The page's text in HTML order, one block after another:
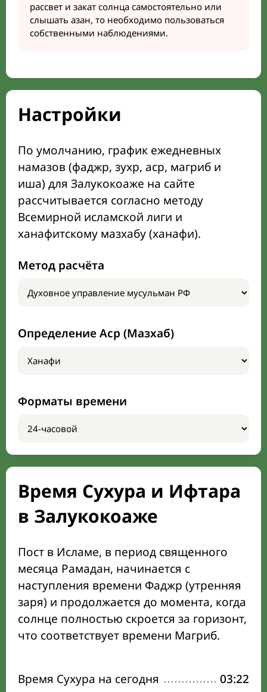
рассвет и закат солнца самостоятельно или
слышать азан, то необходимо пользоваться
собственными наблюдениями.
Настройки
По умолчанию, график ежедневных
намазов (фаджр, зухр, аср, магриб и
иша) для Залукокоаже на сайте
рассчитывается согласно методу
Всемирной исламской лиги и
ханафитскому мазхабу (ханафи).
Метод расчёта
Определение Аср (Мазхаб)
Форматы времени
Время Сухура и Ифтара
в Залукокоаже
Пост в Исламе, в период священного
месяца Рамадан, начинается с
наступления времени Фаджр (утренняя
заря) и продолжается до момента, когда
солнце полностью скроется за горизонт,
что соответствует времени Магриб.
Время Сухура на сегодня 03:22